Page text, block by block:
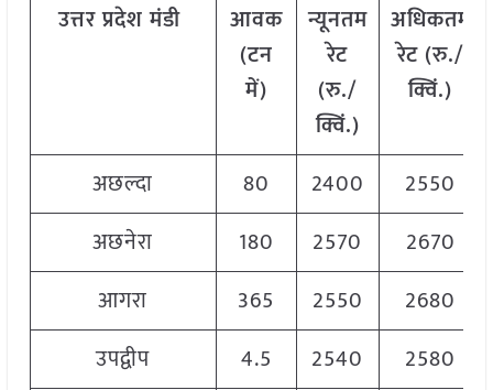
उत्तरप्रदेश मंडी
आवक
(टन
में)
न्यूनतम
रेट
(रु./
क्विं.)
अधिकतम
रेट (रु./
क्विं.)
अछल्दा 80 2400
2550
अछनेरा
180 2570
2670
आगरा
365 2550
2680
उपद्वीप
4.5 2540 2580